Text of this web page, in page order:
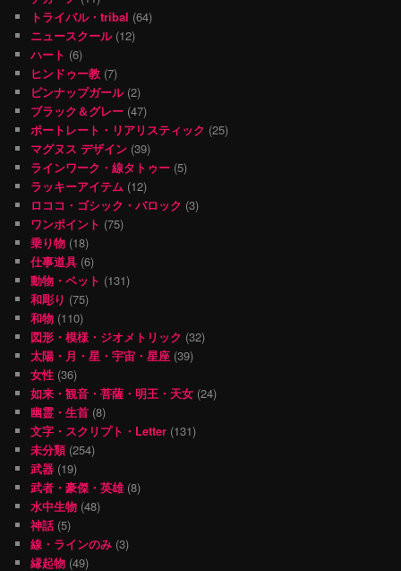
トライバル・tribal (64)
ニュースクール(12)
ハート (6)
ヒンドゥー教 (7)
ピンナップガール(2)
ブラック＆グレー (47)
ポートレート・リアリスティック (25)
マグヌス デザイン (39)
ラインワーク・線タトゥー (5)
ラッキーアイテム (12)
ロココ・ゴシック・バロック (3)
ワンポイント (75)
乗り物 (18)
仕事道具 (6)
動物・ペット (131)
和彫り (75)
和物 (110)
図形・模様・ジオメトリック (32)
太陽・月・星・宇宙・星座 (39)
女性 (36)
如来・観音・菩薩・明王・天女 (24)
幽霊・生首 (8)
文字・スクリプト・Letter (131)
未分類(254)
武器 (19)
武者・豪傑・英雄(8)
水中生物 (48)
神話 (5)
線・ラインのみ (3)
縁起物 (49)